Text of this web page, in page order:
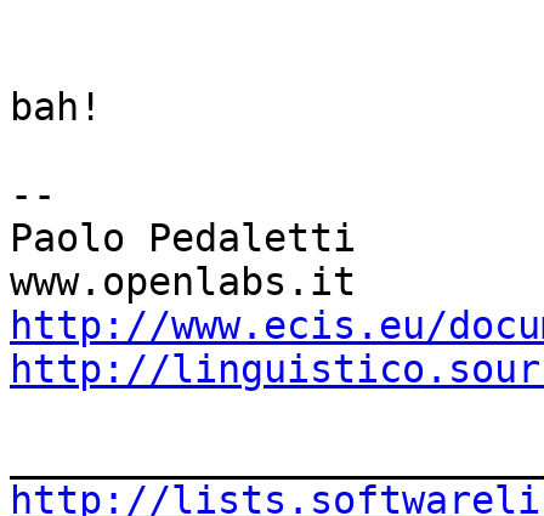
bah!
--
Paolo Pedaletti
http://www.ecis.eu/
http://
http://